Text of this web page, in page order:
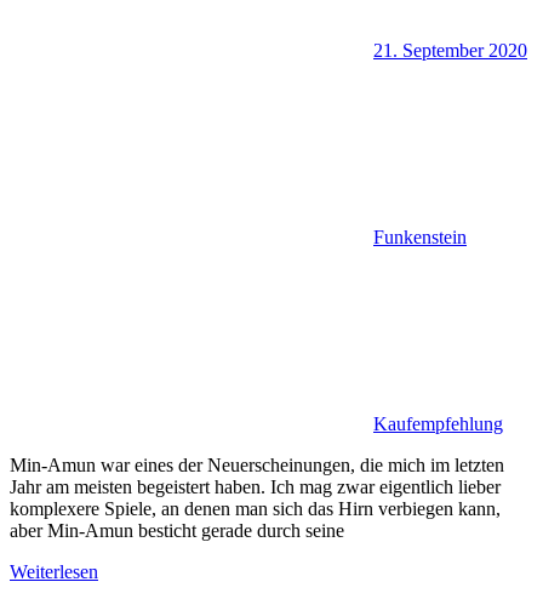
21. September 2020
Funkenstein
Kaufempfehlung
Min-Amun war eines der Neuerscheinungen, die mich im letzten
Jahr am meisten begeistert haben. Ich mag zwar eigentlich lieber
komplexere Spiele, an denen man sich das Hirn verbiegen kann,
aber Min-Amun besticht gerade durch seine
Weiterlesen